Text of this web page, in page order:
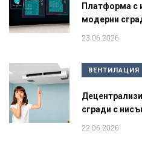
Платформа с
модерни
23.06.2026
ВЕНТИЛАЦИЯ
сгради с
22.06.2026